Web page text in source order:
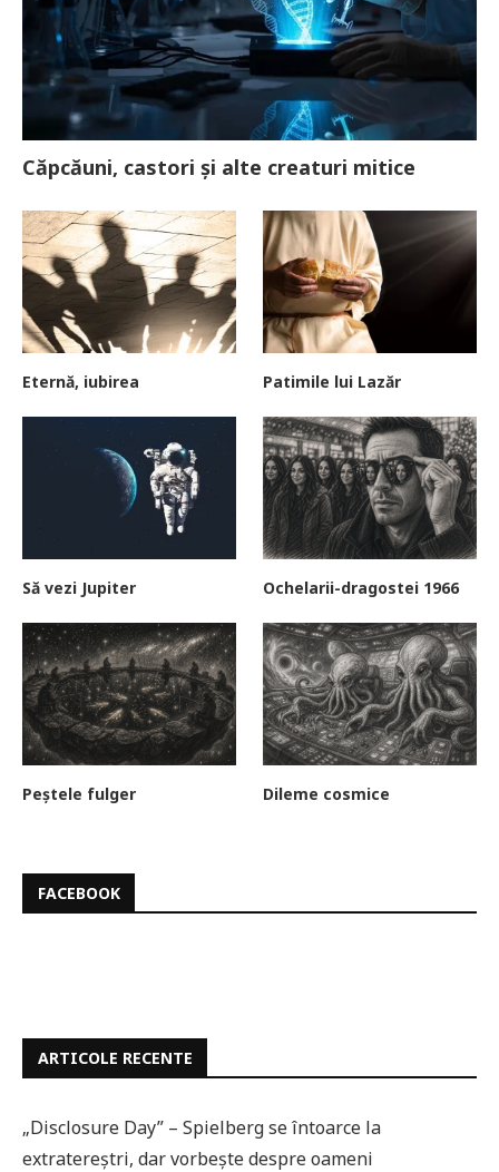
Căpcăuni, castori și alte creaturi mitice
Eternă, iubirea Patimile lui Lazăr
Să vezi Jupiter Ochelarii-dragostei 1966
Peștele fulger Dileme cosmice
FACEBOOK
ARTICOLE RECENTE
„Disclosure Day” – Spielberg se întoarce la
extratereștri, dar vorbește despre oameni